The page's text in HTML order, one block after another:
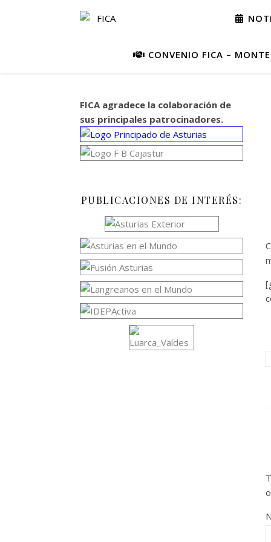
CONVENIO FICA –
FICA agradece la colaboración de
sus principales patrocinadores.
PUBLICACIONES DE INTERÉS: